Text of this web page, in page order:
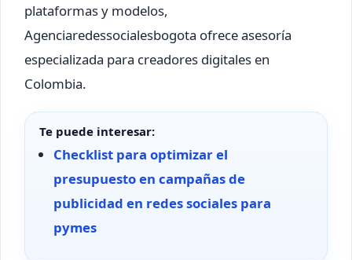
plataformas y modelos,
Agenciaredessocialesbogota ofrece asesoría
especializada para creadores digitales en
Colombia.
Te puede interesar:
Checklist para optimizar el
presupuesto en campañas de
publicidad en redes sociales para
pymes